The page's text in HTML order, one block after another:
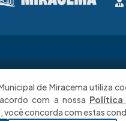
de Miracema utiliza
com a nossa Política
você concorda com estas